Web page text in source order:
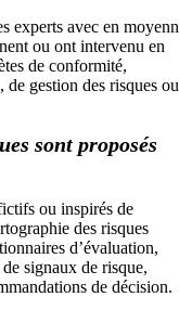
experts avec en
ou ont intervenu en
de conformité,
gestion des risques ou
sont proposés
ou inspirés de
des risques
d’évaluation,
signaux de risque,
de décision.